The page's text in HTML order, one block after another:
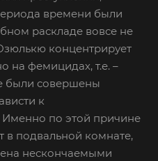
времени были
раскладе вовсе не
концентрирует
на фемицидах, т.е. –
были совершены
к
по этой причине
в подвальной комнате,
нескончаемыми